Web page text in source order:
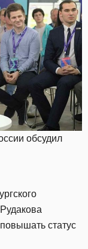
обсудил
статус